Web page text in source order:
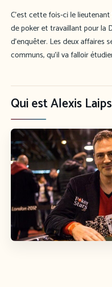
C’est cette fois-ci le
de poker et travaillant pour la
d’enquêter. Les deux affaires
communs, qu’il va falloir
Qui est Alexis